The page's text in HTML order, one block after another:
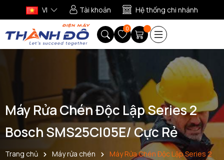
VI Tài khoản Hệ thống chi nhánh
0
Máy Rửa Chén Độc Lập Series 2
Bosch SMS25CI05E/ Cực Rẻ
Trang chủ Máy rửa chén
Máy Rửa Chén Độc Lập Series 2